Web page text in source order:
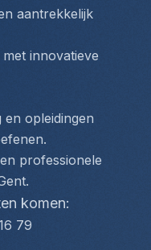
aantrekkelijk
innovatieve
en opleidingen
professionele
komen:
79